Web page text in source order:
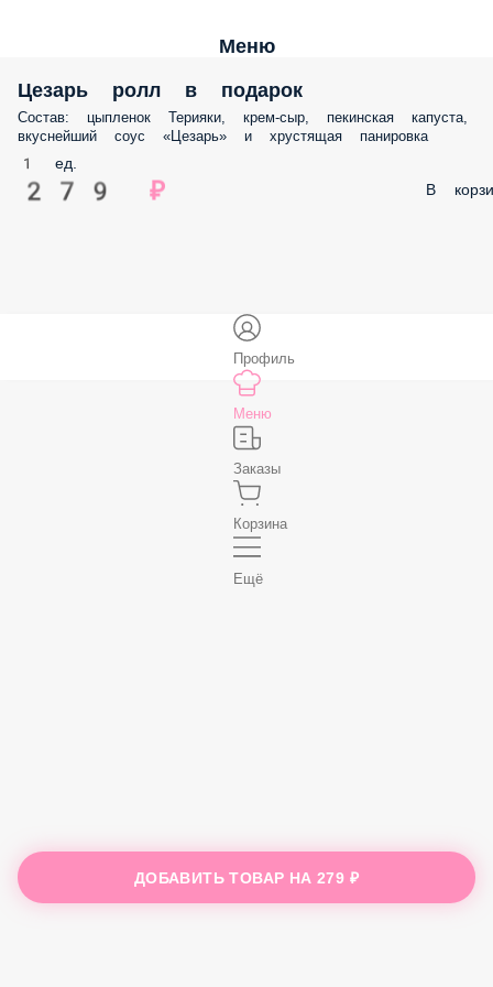
Меню
Цезарь ролл в подарок
Состав: цыпленок Терияки, крем-сыр, пекинская капуста,
вкуснейший соус «Цезарь» и хрустящая панировка
1 ед.
279 ₽ В
ДОБАВИТЬ ТОВАР НА279 ₽
Профиль
Меню
Заказы
Корзина
Ещё